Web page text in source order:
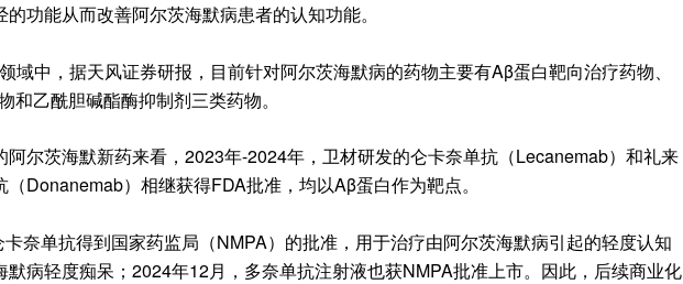
功能从而改善阿尔茨海默病患者的认知功能。
域中，据天风证券研报，目前针对阿尔茨海默病的药物主要有Aβ蛋白靶向治疗药物、
和乙酰胆碱酯酶抑制剂三类药物。
阿尔茨海默新药来看，2023年-2024年，卫材研发的仑卡奈单抗（Lecanemab）和礼来
Donanemab）相继获得FDA批准，均以Aβ蛋白作为靶点。
奈单抗得到国家药监局（NMPA）的批准，用于治疗由阿尔茨海默病引起的轻度认知
默病轻度痴呆；2024年12月，多奈单抗注射液也获NMPA批准上市。因此，后续商业化